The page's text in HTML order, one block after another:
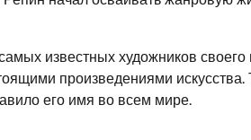
известных художников
произведениями
его имя во всем мире.